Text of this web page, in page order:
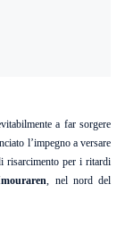
a far sorgere
l’impegno a versare
risarcimento per i ritardi
, nel nord del